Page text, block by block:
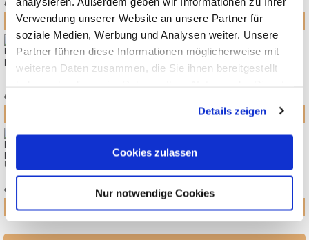
Verwendung unserer Website an unsere Partner für
soziale Medien, Werbung und Analysen weiter. Unsere
Partner führen diese Informationen möglicherweise mit
weiteren Daten zusammen, die Sie ihnen bereitgestellt
Details zeigen
Cookies zulassen
Nur notwendige Cookies
€
ZUM ARTIKEL
MOON PREMIUM FASHION BAG INKL. CLUTCH
KOLLEKTION 2026
€
MOON GIO FOLD KOMBIKINDERWAGEN GREIGE
DIAMOND KOLLEKTION 2026
UVP:
€ 899,00*
ZUM ARTIKEL